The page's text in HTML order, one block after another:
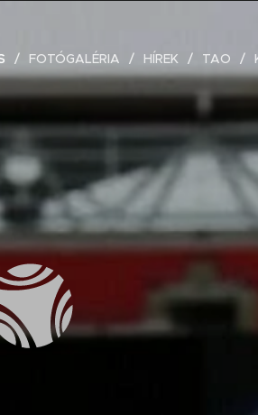
FOTÓGALÉRIA HÍREK TAO